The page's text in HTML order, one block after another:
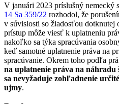
V januári 2023 príslušný nemecký
14 Sa 359/22 rozhodol, že
v súvislosti so žiadosťou dotknutej
prístup môže viesť k uplatneniu
nakoľko sa týka spracúvania
keď samotné uplatnenie práva na
spracúvanie. Okrem toho podľa
na uplatnenie práva na
sa nevyžaduje zohľadnenie
ujmy.